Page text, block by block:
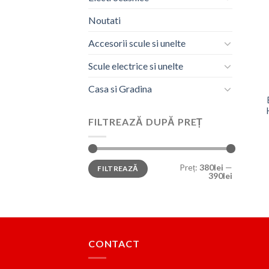
Noutati
Accesorii scule si unelte
Scule electrice si unelte
Casa si Gradina
FILTREAZĂ DUPĂ PREȚ
Preț
minim
Preț
maxim
FILTREAZĂ Preț: 380lei —
390lei
CONTACT